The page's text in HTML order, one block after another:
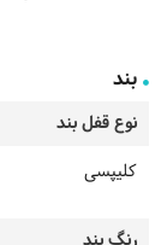
بند
نوع قفل بند
کلیپسی